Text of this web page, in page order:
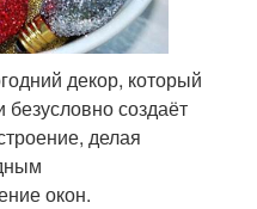
декор, который
создаёт
делая
окон.